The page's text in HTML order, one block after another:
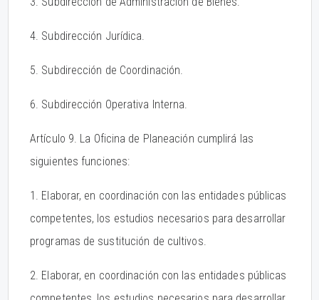
4. Subdirección Jurídica.
5. Subdirección de Coordinación.
6. Subdirección Operativa Interna.
Artículo 9. La Oficina de Planeación cumplirá las
siguientes funciones:
1. Elaborar, en coordinación con las entidades públicas
competentes, los estudios necesarios para desarrollar
programas de sustitución de cultivos.
2. Elaborar, en coordinación con las entidades públicas